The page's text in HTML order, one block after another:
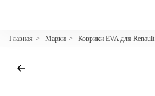
Главная > Марки > Коврики EVA для Renault
2200